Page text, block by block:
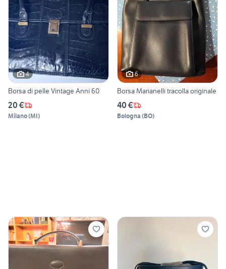
4
Borsa di pelle Vintage Anni 60
20 €
Milano(MI)
6
Borsa Marianelli tracolla originale
40 €
Bologna (BO)